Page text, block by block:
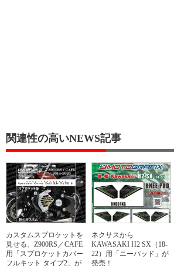
関連性の高いNEWS記事
カスタムスプロケットを
見せる、Z900RS／CAFE
用「スプロケットカバー
フルキット タイプ2」が
ネクサスから
KAWASAKI H2 SX（18-
22）用「ニーパッド」が
発売！